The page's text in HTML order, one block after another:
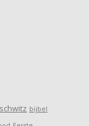
bijbel